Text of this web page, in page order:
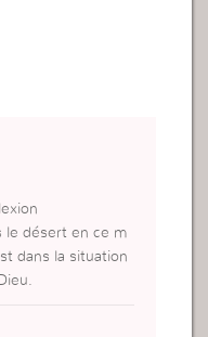
le désert en ce m
dans la situation